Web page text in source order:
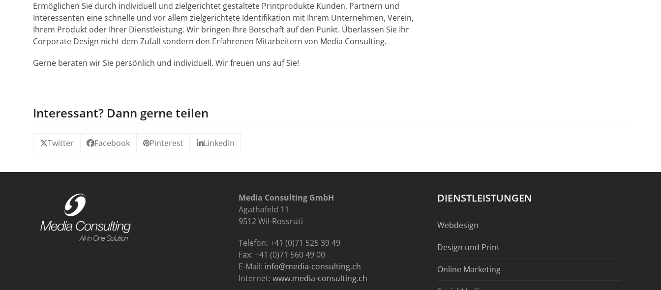
Ermöglichen Sie durch individuell und zielgerichtet gestaltete Printprodukte Kunden, Partnern und
Interessenten eine schnelle und vor allem zielgerichtete Identifikation mit Ihrem Unternehmen, Verein,
Ihrem Produkt oder Ihrer Dienstleistung. Wir bringen Ihre Botschaft auf den Punkt. Überlassen Sie Ihr
Corporate Design nicht dem Zufall sondern den Erfahrenen Mitarbeitern von Media Consulting.
Gerne beraten wir Sie persönlich und individuell. Wir freuen uns auf Sie!
Interessant? Dann gerne teilen
Twitter Facebook Pinterest LinkedIn
Media Consulting GmbH
Agathafeld 11
9512 Wil-Rossrüti
Telefon: +41 (0)71 525 39 49
Fax: +41 (0)71 560 49 00
E-Mail: info@media-consulting.ch
Internet:www.media-consulting.ch
DIENSTLEISTUNGEN
Webdesign
Design und Print
Online Marketing